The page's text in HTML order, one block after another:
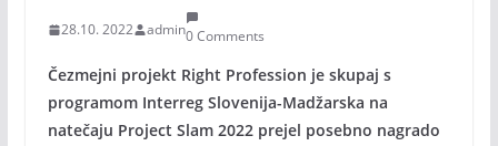
28.10. 2022 admin0 Comments
Čezmejni projekt Right Profession je skupaj s
programom Interreg Slovenija-Madžarska na
natečaju Project Slam 2022 prejel posebno nagrado